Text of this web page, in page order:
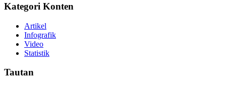
Kategori Konten
Artikel
Infografik
Video
Statistik
Tautan